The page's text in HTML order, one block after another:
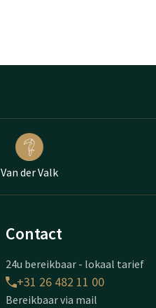
Van der Valk
Contact
24u bereikbaar - lokaal tarief
+31 26 482 11 00
Bereikbaar via mail